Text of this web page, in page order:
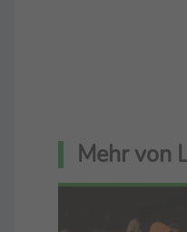
Mehr von